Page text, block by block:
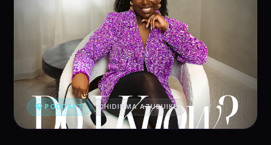
🎧 PODCAST CHIDINMA AZUBUIKE